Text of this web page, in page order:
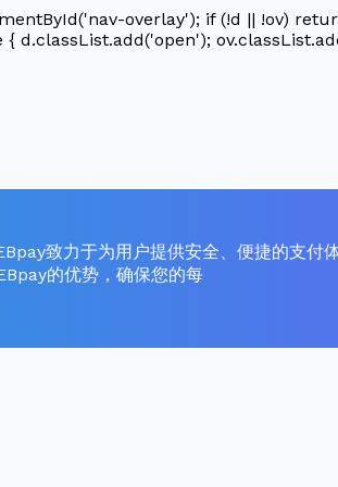
overlay'); if (!d || !ov)
d.classList.add('open');
致力于为用户提供安全、便捷的支付
的优势，确保您的每